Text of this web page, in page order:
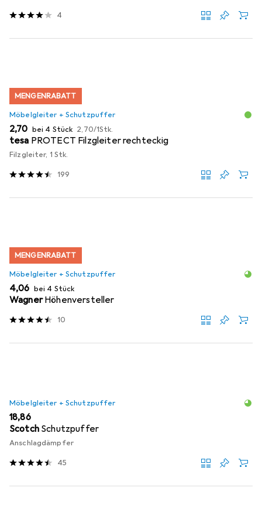
4
MENGENRABATT
Möbelgleiter + Schutzpuffer
EUR
2,70 bei 4 Stück EUR
2,70/1Stk.
tesa PROTECT Filzgleiter rechteckig
Filzgleiter, 1 Stk.
199
MENGENRABATT
Möbelgleiter + Schutzpuffer
EUR
4,06 bei 4 Stück
Wagner Höhenversteller
10
Möbelgleiter + Schutzpuffer
EUR
18,86
Scotch Schutzpuffer
Anschlagdämpfer
45